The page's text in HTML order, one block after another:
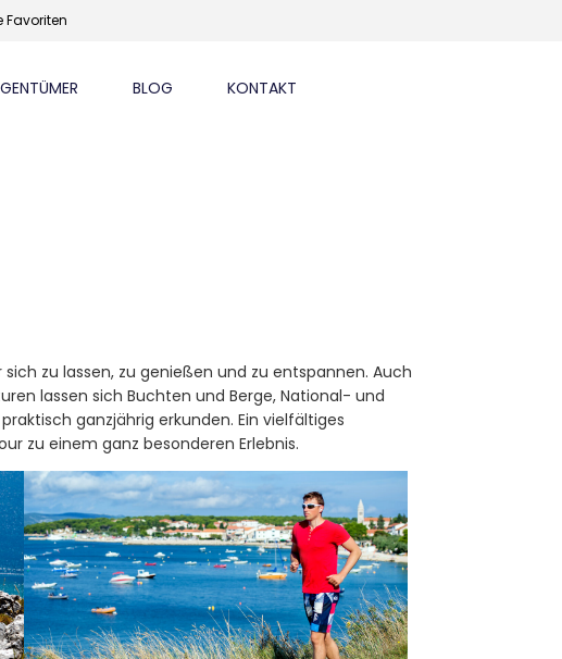
Favoriten
BLOG KONTAKT
zu lassen, zu genießen und zu entspannen. Auch
lassen sich Buchten und Berge, National- und
ganzjährig erkunden. Ein vielfältiges
zu einem ganz besonderen Erlebnis.